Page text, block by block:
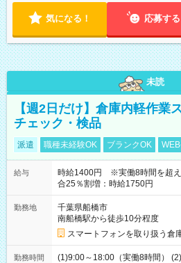
気になる！ 応募する
未読
【週2日だけ】倉庫内軽作
チェック・検品
派遣 職種未経験OK ブランクOK
給与
時給1400円 ※実働8時間を超え
合25％割増：時給1750円
勤務地
千葉県船橋市
南船橋駅から徒歩10分程度
スマートフォンを取り扱う倉
勤務時間
(1)9:00～18:00（実働8時間）